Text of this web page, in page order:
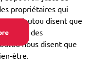
propriétaires qui
Toutou disent que
et 98% des
nous disent que
être.